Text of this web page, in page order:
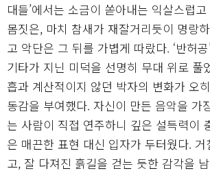
대들’에서는 소금이 쏟아내는 익살스럽
몸짓은, 마치 참새가 재잘거리듯이 명랑
고 악단은 그 뒤를 가볍게 따랐다. ‘반허공
기타가 지닌 미덕을 선명히 무대 위로 풀
흡과 계산적이지 않던 박자의 변화가 오
동감을 부여했다. 자신이 만든 음악을 가
는 사람이 직접 연주하니 깊은 설득력이
은 매끈한 표현 대신 입자가 두터웠다. 거
고, 잘 다져진 흙길을 걷는 듯한 감각을